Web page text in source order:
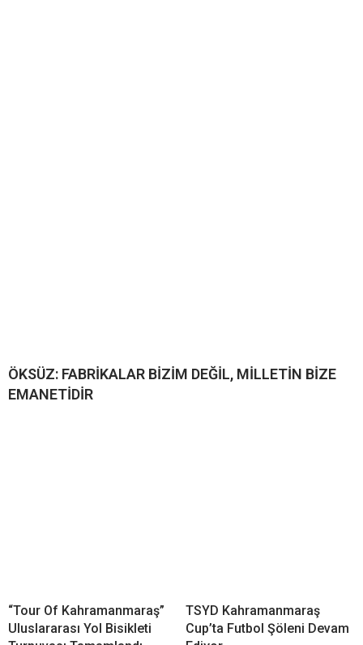
ÖKSÜZ: FABRİKALAR BİZİM DEĞİL, MİLLETİN BİZE
EMANETİDİR
“Tour Of Kahramanmaraş”
Uluslararası Yol Bisikleti
TSYD Kahramanmaraş
Cup’ta Futbol Şöleni Devam